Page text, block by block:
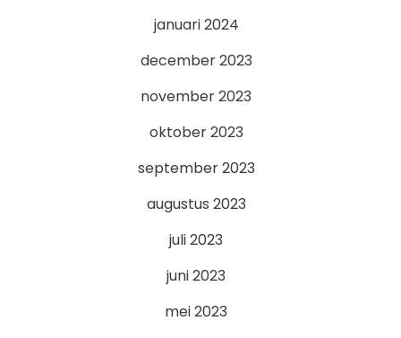
januari 2024
december 2023
november 2023
oktober 2023
september 2023
augustus 2023
juli 2023
juni 2023
mei 2023